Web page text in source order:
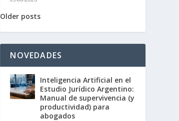
Older posts
NOVEDADES
Inteligencia Artificial en el
Estudio Jurídico Argentino:
Manual de supervivencia (y
productividad) para
abogados